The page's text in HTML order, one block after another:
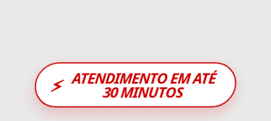
⚡ ATENDIMENTO EM ATÉ
30 MINUTOS